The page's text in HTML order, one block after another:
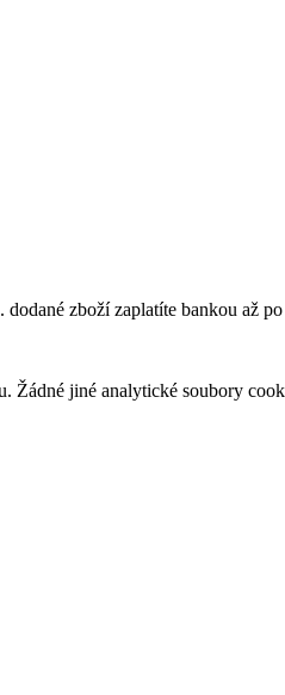
dodané zboží zaplatíte bankou až
Žádné jiné analytické soubory